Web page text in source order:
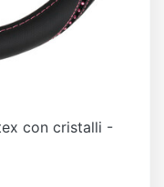
con cristalli -